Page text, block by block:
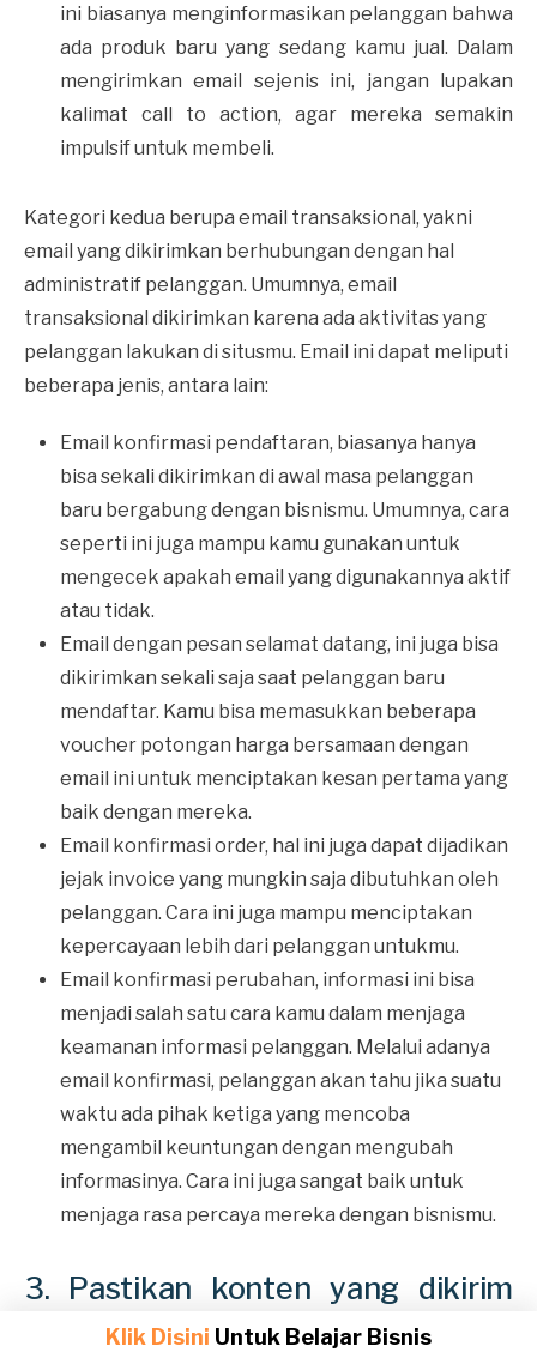
ini biasanya menginformasikan pelanggan bahwa
ada produk baru yang sedang kamu jual. Dalam
mengirimkan email sejenis ini, jangan lupakan
kalimat call to action, agar mereka semakin
impulsif untuk membeli.
Kategori kedua berupa email transaksional, yakni
email yang dikirimkan berhubungan dengan hal
administratif pelanggan. Umumnya, email
transaksional dikirimkan karena ada aktivitas yang
pelanggan lakukan di situsmu. Email ini dapat meliputi
beberapa jenis, antara lain:
Email konfirmasi pendaftaran, biasanya hanya
bisa sekali dikirimkan di awal masa pelanggan
baru bergabung dengan bisnismu. Umumnya, cara
seperti ini juga mampu kamu gunakan untuk
mengecek apakah email yang digunakannya aktif
atau tidak.
Email dengan pesan selamat datang, ini juga bisa
dikirimkan sekali saja saat pelanggan baru
mendaftar. Kamu bisa memasukkan beberapa
voucher potongan harga bersamaan dengan
email ini untuk menciptakan kesan pertama yang
baik dengan mereka.
Email konfirmasi order, hal ini juga dapat dijadikan
jejak invoice yang mungkin saja dibutuhkan oleh
pelanggan. Cara ini juga mampu menciptakan
kepercayaan lebih dari pelanggan untukmu.
Email konfirmasi perubahan, informasi ini bisa
menjadi salah satu cara kamu dalam menjaga
keamanan informasi pelanggan. Melalui adanya
email konfirmasi, pelanggan akan tahu jika suatu
waktu ada pihak ketiga yang mencoba
mengambil keuntungan dengan mengubah
informasinya. Cara ini juga sangat baik untuk
menjaga rasa percaya mereka dengan bisnismu.
3. Pastikan konten yang dikirim
objektif, jelas, serta persuasif
Klik Disini Untuk Belajar Bisnis